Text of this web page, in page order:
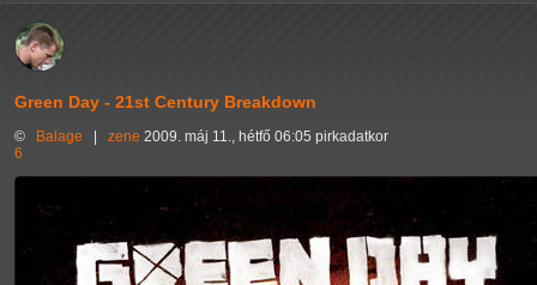
Green Day - 21st Century Breakdown
© Balage zene 2009. máj 11., hétfő 06:05 pirkadatkor
6